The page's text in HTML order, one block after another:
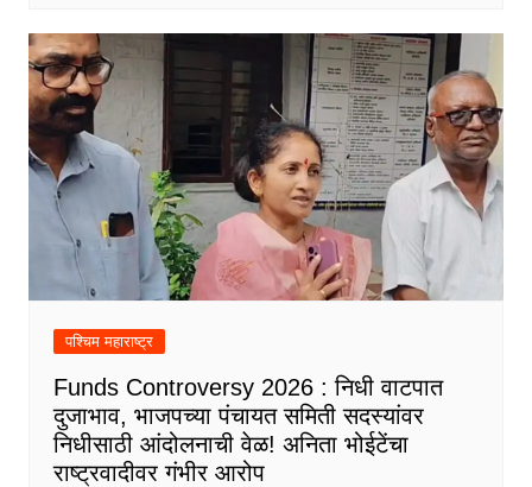
पश्चिम महाराष्ट्र
Funds Controversy 2026 : निधी वाटपात
दुजाभाव, भाजपच्या पंचायत समिती सदस्यांवर
निधीसाठी आंदोलनाची वेळ! अनिता भोईटेंचा
राष्ट्रवादीवर गंभीर आरोप